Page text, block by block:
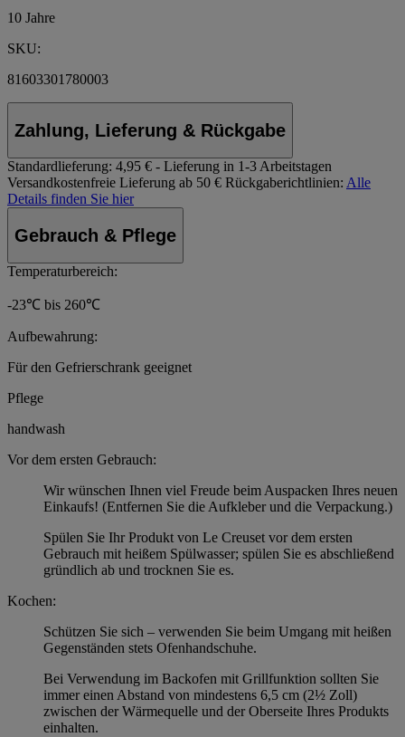
10 Jahre
SKU:
81603301780003
Zahlung, Lieferung & Rückgabe
Standardlieferung: 4,95 € - Lieferung in 1-3 Arbeitstagen
Versandkostenfreie Lieferung ab 50 € Rückgaberichtlinien: Alle
Details finden Sie hier
Gebrauch & Pflege
Temperaturbereich:
-23℃ bis 260℃
Aufbewahrung:
Für den Gefrierschrank geeignet
Pflege
handwash
Vor dem ersten Gebrauch:
Wir wünschen Ihnen viel Freude beim Auspacken Ihres neuen
Einkaufs! (Entfernen Sie die Aufkleber und die Verpackung.)
Spülen Sie Ihr Produkt von Le Creuset vor dem ersten
Gebrauch mit heißem Spülwasser; spülen Sie es abschließend
gründlich ab und trocknen Sie es.
Kochen:
Schützen Sie sich – verwenden Sie beim Umgang mit heißen
Gegenständen stets Ofenhandschuhe.
Bei Verwendung im Backofen mit Grillfunktion sollten Sie
immer einen Abstand von mindestens 6,5 cm (2½ Zoll)
zwischen der Wärmequelle und der Oberseite Ihres Produkts
einhalten.